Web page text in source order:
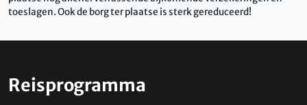
toeslagen. Ook de borg ter plaatse is sterk gereduceerd!
Reisprogramma